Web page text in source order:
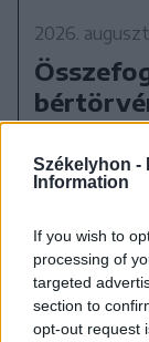
Székelyhon -
Information
If you wish to
processing of
targeted
section to
opt-out request
2026.